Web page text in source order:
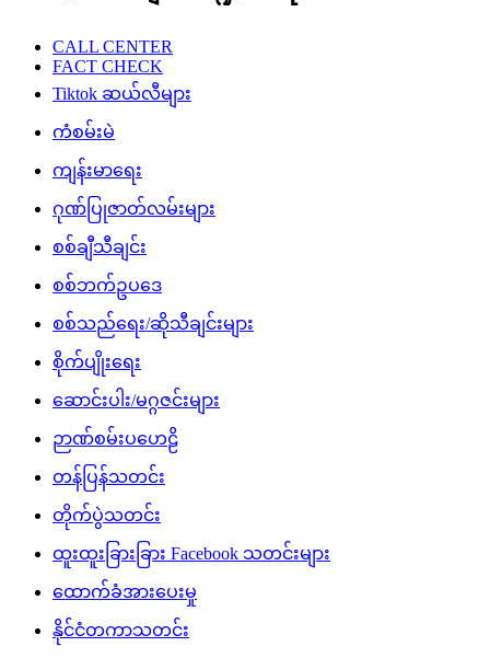
CALL CENTER
FACT CHECK
Tiktok ဆယ်လီများ
ကံစမ်းမဲ
ကျန်းမာရေး
ဂုဏ်ပြုဇာတ်လမ်းများ
စစ်ချီသီချင်း
စစ်ဘက်ဥပဒေ
စစ်သည်ရေး/ဆိုသီချင်းများ
စိုက်ပျိုးရေး
ဆောင်းပါး/မဂ္ဂဇင်းများ
ဉာဏ်စမ်းပဟေဠိ
တန်ပြန်သတင်း
တိုက်ပွဲသတင်း
ထူးထူးခြားခြား Facebook သတင်းများ
ထောက်ခံအားပေးမှု
နိုင်ငံတကာသတင်း